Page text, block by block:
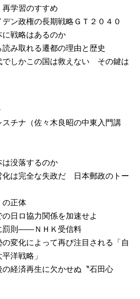
習のすすめ
ン政権の長期戦略ＧＴ２０４０
戦略はあるのか
み取れる遷都の理由と歴史
かこの国は救えない その鍵は
チナ（佐々木良昭の中東入門講
落するのか
は完全な失政だ 日本郵政のトー
正体
日ロ協力関係を加速せよ
則――ＮＨＫ受信料
化によって再び注目される「自
洋戦略」
経済再生に欠かせぬ〝石田心